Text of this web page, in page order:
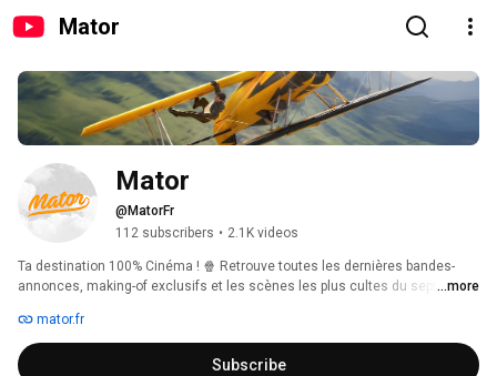
Mator
Mator
@MatorFr
112 subscribers • 2.1K videos
Ta destination 100% Cinéma ! 🍿 Retrouve toutes les dernières bandes-
annonces, making-of exclusifs et les scènes les plus cultes du septième
souvenirs de grand écran.
...more
mator.fr
Subscribe